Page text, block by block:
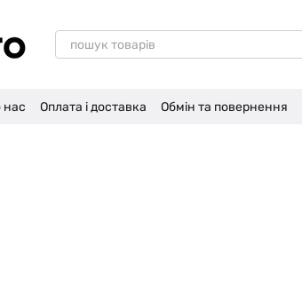
нас Оплата і доставка Обмін та повернення